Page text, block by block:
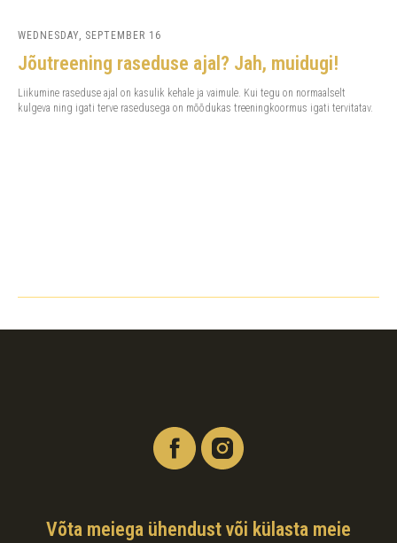
WEDNESDAY, SEPTEMBER 16
Jõutreening raseduse ajal? Jah, muidugi!
Liikumine raseduse ajal on kasulik kehale ja vaimule. Kui tegu on normaalselt
kulgeva ning igati terve rasedusega on mõõdukas treeningkoormus igati tervitatav.
Võta meiega ühendust või külasta meie